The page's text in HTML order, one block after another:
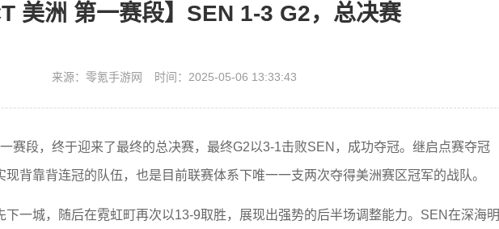
美洲 第一赛段】SEN 1-3 G2，总决赛
来源：零氪手游网 时间：2025-05-06 13:33:43
赛段，终于迎来了最终的总决赛，最终G2以3-1击败SEN，成功夺冠。继启点赛夺冠
背靠背连冠的队伍，也是目前联赛体系下唯一一支两次夺得美洲赛区冠军的战队。
下一城，随后在霓虹町再次以13-9取胜，展现出强势的后半场调整能力。SEN在深海明